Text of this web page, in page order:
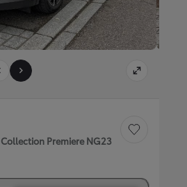
Premiere NG23
Sauvegarder le